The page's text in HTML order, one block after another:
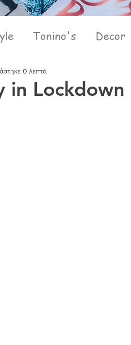
Tonino's Decor
in Lockdown
0 λεπτά